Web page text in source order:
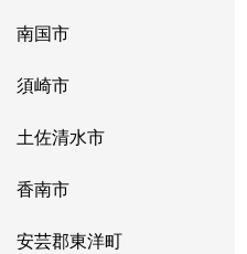
南国市
須崎市
土佐清水市
香南市
安芸郡東洋町